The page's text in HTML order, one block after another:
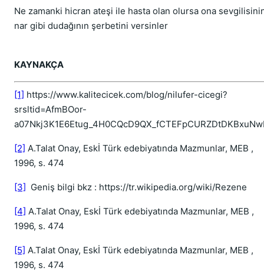
Ne zamanki hicran ateşi ile hasta olan olursa ona
nar gibi dudağının şerbetini versinler
KAYNAKÇA
[1] https://www.kalitecicek.com/blog/nilufer-cicegi?
srsltid=AfmBOor-
[2] A.Talat Onay, Eskİ Türk edebiyatında Mazmunlar, MEB ,
1996, s. 474
[3] Geniş bilgi bkz : https://tr.wikipedia.org/wiki/Rezene
[4] A.Talat Onay, Eskİ Türk edebiyatında Mazmunlar, MEB ,
1996, s. 474
[5] A.Talat Onay, Eskİ Türk edebiyatında Mazmunlar, MEB ,
1996, s. 474